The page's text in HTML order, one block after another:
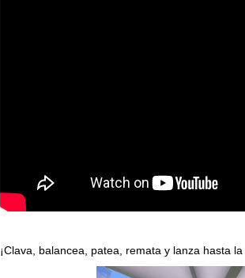
¡Clava, balancea, patea, remata y lanza hasta